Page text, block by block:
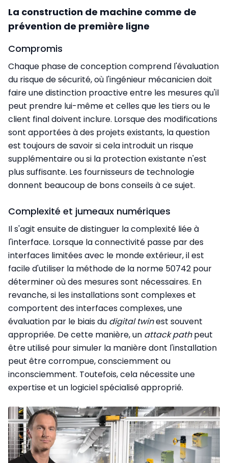
La construction de machine comme de
prévention de première ligne
Compromis
Chaque phase de conception comprend l'évaluation
du risque de sécurité, où l'ingénieur mécanicien doit
faire une distinction proactive entre les mesures qu'il
peut prendre lui-même et celles que les tiers ou le
client final doivent inclure. Lorsque des modifications
sont apportées à des projets existants, la question
est toujours de savoir si cela introduit un risque
supplémentaire ou si la protection existante n'est
plus suffisante. Les fournisseurs de technologie
donnent beaucoup de bons conseils à ce sujet.
Complexité et jumeaux numériques
Il s'agit ensuite de distinguer la complexité liée à
l'interface. Lorsque la connectivité passe par des
interfaces limitées avec le monde extérieur, il est
facile d'utiliser la méthode de la norme 50742 pour
déterminer où des mesures sont nécessaires. En
revanche, si les installations sont complexes et
comportent des interfaces complexes, une
évaluation par le biais du digital twinest souvent
appropriée. De cette manière, un attack pathpeut
être utilisé pour simuler la manière dont l'installation
peut être corrompue, consciemment ou
inconsciemment. Toutefois, cela nécessite une
expertise et un logiciel spécialisé approprié.